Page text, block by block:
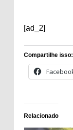
[ad_2]
Compartilhe isso:
Relacionado